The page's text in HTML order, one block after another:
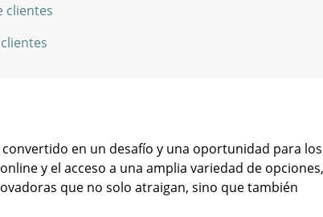
clientes
convertido en un desafío y una oportunidad para los
y el acceso a una amplia variedad de opciones,
que no solo atraigan, sino que también